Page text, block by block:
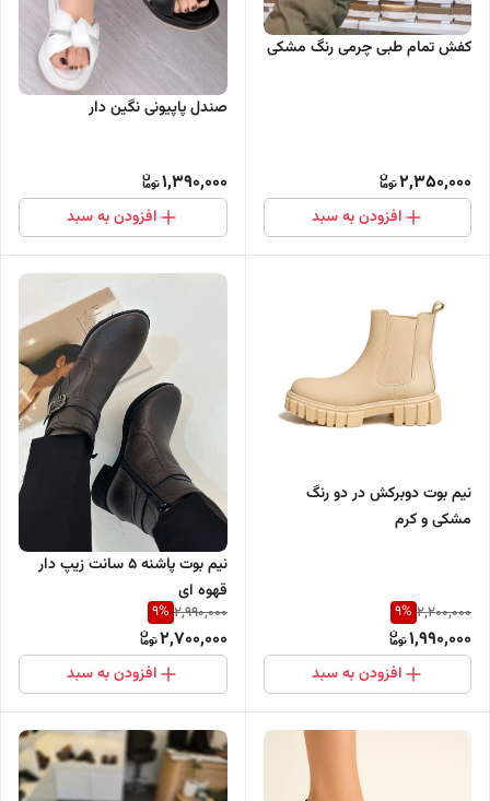
کفش تمام طبی چرمی رنگ مشکی
2,350,000
افزودن به سبد
صندل پاپیونی نگین دار
1,390,000
افزودن به سبد
نیم بوت دوبرکش در دو رنگ
مشکی و کرم
2,200,000
9%
1,990,000
افزودن به سبد
نیم بوت پاشنه 5 سانت زیپ دار
قهوه ای
2,990,000
9%
2,700,000
افزودن به سبد